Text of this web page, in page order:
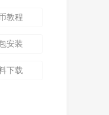
教程
安装
下载